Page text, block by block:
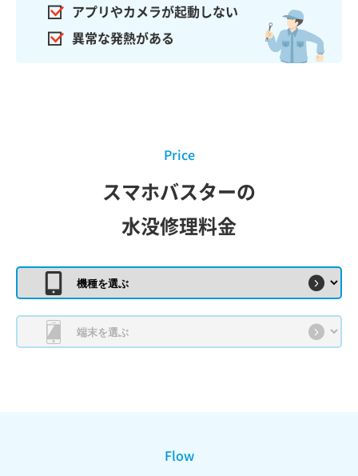
アプリやカメラが起動しない
異常な発熱がある
Price
スマホバスターの
水没修理料金
Flow